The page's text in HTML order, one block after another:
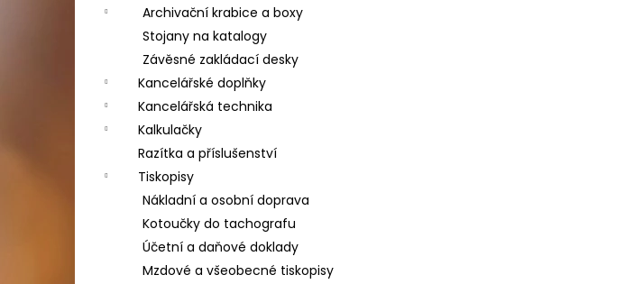
Archivační krabice a boxy
Stojany na katalogy
Závěsné zakládací desky
Kancelářské doplňky
Kancelářská technika
Kalkulačky
Razítka a příslušenství
Tiskopisy
Nákladní a osobní doprava
Kotoučky do tachografu
Účetní a daňové doklady
Mzdové a všeobecné tiskopisy